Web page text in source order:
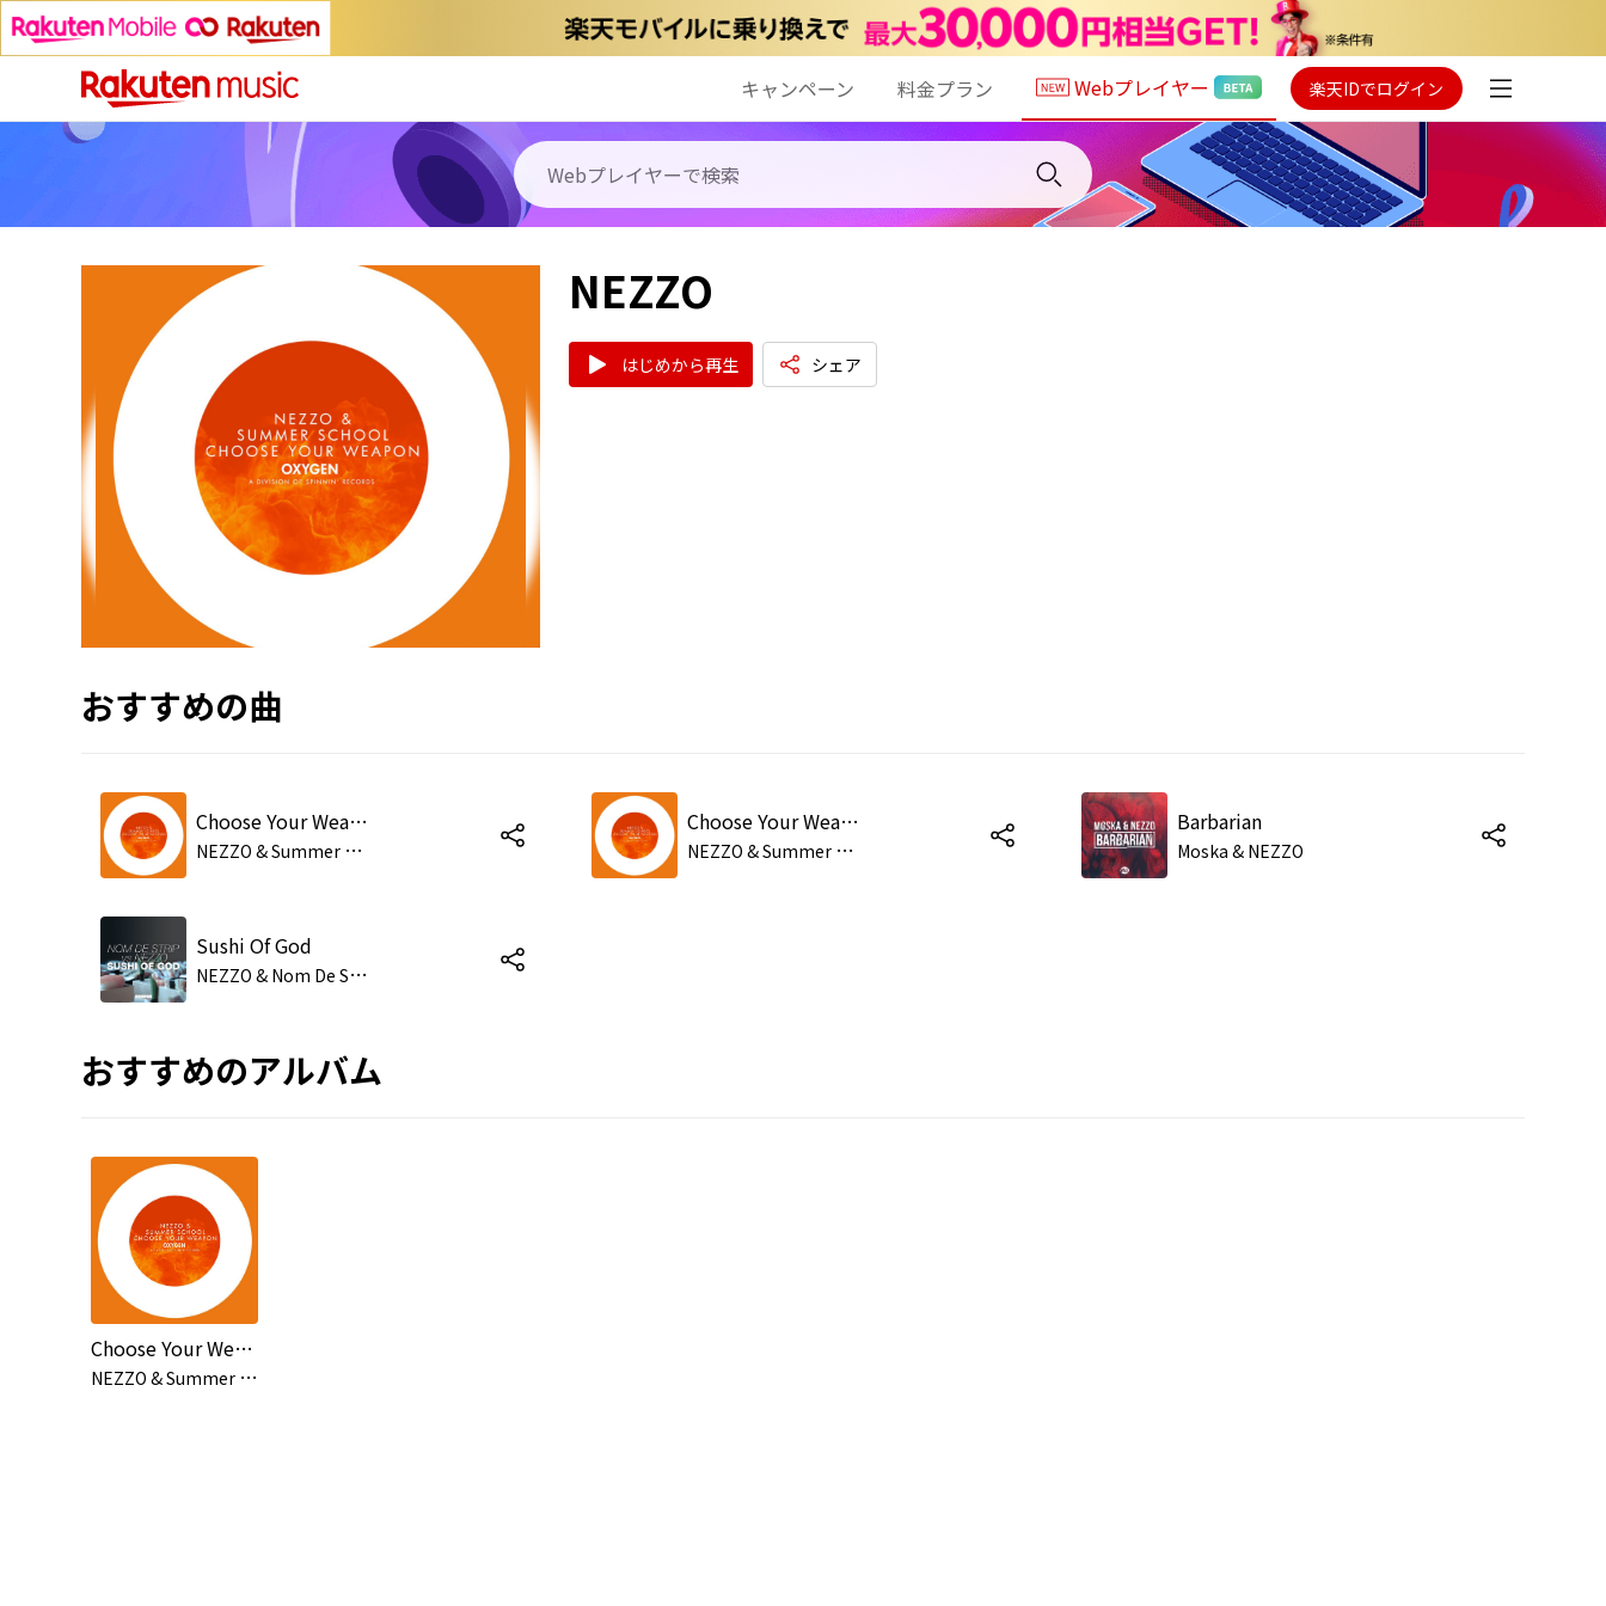
キャンペーン 料金プラン Webプレイヤー 楽天IDでログイン
NEZZO
はじめから再生 シェア
おすすめの曲
Choose Your Weapon (Radio Edit)
N
EZZO & Summer School
Choose Your Weapon
N
EZZO & Summer School
Barbarian
Moska & NEZZO
Sushi Of God
N
EZZO & Nom De Strip
おすすめのアルバム
Choose Your Weapon
N
EZZO & Summer School